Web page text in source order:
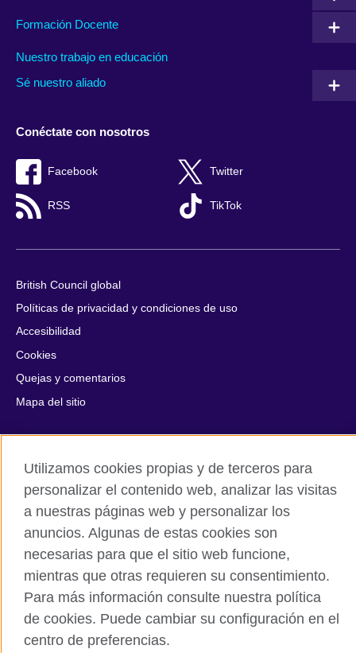
Formación Docente
Nuestro trabajo en educación
Sé nuestro aliado
Conéctate con nosotros
Facebook Twitter
RSS TikTok
British Council global
Políticas de privacidad y condiciones de uso
Accesibilidad
Cookies
Quejas y comentarios
Mapa del sitio
All cultural activities in Mexico are carried out by British Council
Asociados A.C., a not-for-profit entity established to undertake
cultural activities, including the promotion and diffusion of British
culture in Mexico, the fostering of cultural relations and mutual
understanding, the promotion of the English language, and the
advancement of cultural, scientific, technological, and other
forms of cooperation between the United Kingdom and Mexico.
The United Kingdom’s international organisation for cultural
relations and educational opportunities.
A registered charity: 209131 (England and Wales) SC037733
Utilizamos cookies propias y de terceros para
personalizar el contenido web, analizar las visitas
a nuestras páginas web y personalizar los
anuncios. Algunas de estas cookies son
necesarias para que el sitio web funcione,
mientras que otras requieren su consentimiento.
Para más información consulte nuestra política
de cookies. Puede cambiar su configuración en el
centro de preferencias.